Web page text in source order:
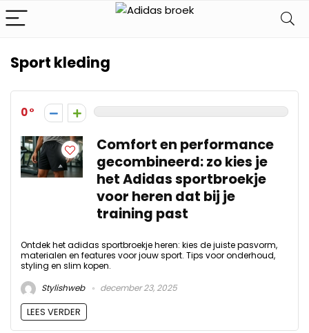
Sport kleding
0
Comfort en performance
gecombineerd: zo kies je
het Adidas sportbroekje
voor heren dat bij je
training past
Ontdek het adidas sportbroekje heren: kies de juiste pasvorm,
materialen en features voor jouw sport. Tips voor onderhoud,
styling en slim kopen.
Stylishweb
december 23, 2025
LEES VERDER